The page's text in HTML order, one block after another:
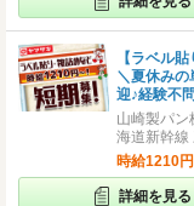
【ラベル貼
＼夏休み
迎♪経験不問
山崎製パ
海道新幹線
時給1210
詳細を見る